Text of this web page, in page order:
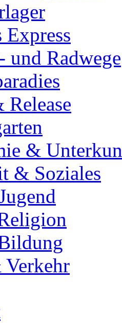
Express
und Radwege
Release
&
& Soziales